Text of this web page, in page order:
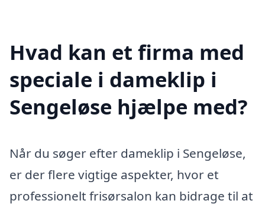
Hvad kan et firma med
speciale i dameklip i
Sengeløse hjælpe med?
Når du søger efter dameklip i Sengeløse,
er der flere vigtige aspekter, hvor et
professionelt frisørsalon kan bidrage til at